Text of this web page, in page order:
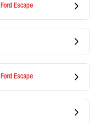
Ford Escape
Ford Escape